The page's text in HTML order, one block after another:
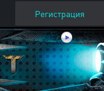
Регистрация